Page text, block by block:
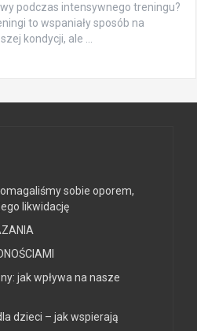
podczas intensywnego treningu?
to wspaniały sposób na
kondycji, ale …
sobie oporem,
likwidację
jak wpływa na nasze
dzieci – jak wspierają